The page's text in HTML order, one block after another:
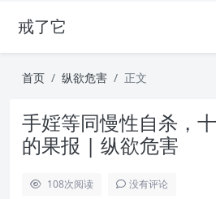
戒了它
首页 纵欲危害 正文
手婬等同慢性自杀，
的果报 | 纵欲危害
108次阅读 没有评论